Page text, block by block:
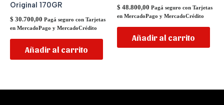
Original 170GR
$ 30.700,00 Pagá seguro con Tarjetas
en MercadoPago y MercadoCrédito
Añadir al carrito
$ 48.800,00 Pagá seguro con Tarjetas
en MercadoPago y MercadoCrédito
Añadir al carrito